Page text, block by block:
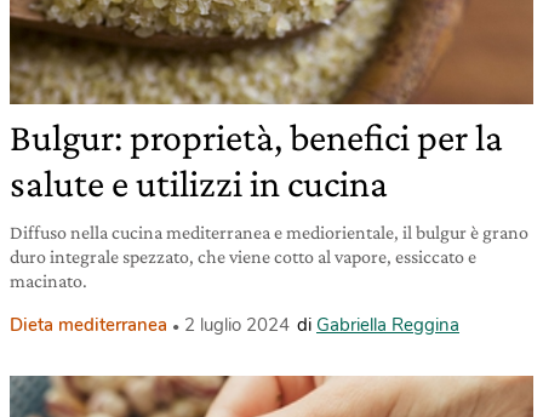
Bulgur: proprietà, benefici per la
salute e utilizzi in cucina
Diffuso nella cucina mediterranea e mediorientale, il bulgur è grano
duro integrale spezzato, che viene cotto al vapore, essiccato e
macinato.
Dieta mediterranea 2 luglio 2024 di Gabriella Reggina